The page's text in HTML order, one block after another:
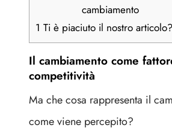
cambiamento
1 Ti è piaciuto il nostro articolo?
Il cambiamento come
competitività
Ma che cosa rappresenta il
come viene percepito?